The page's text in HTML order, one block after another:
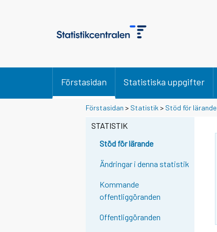
Förstasidan Statistiska uppgifter
Förstasidan > Statistik > Stöd för lärande
STATISTIK
Stöd för lärande
Ändringar i denna statistik
Kommande
offentliggöranden
Offentliggöranden